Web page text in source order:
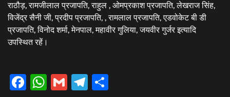
राठौड़, रामजीलाल प्रजापति, राहुल , ओमप्रकाश प्रजापति, लेखराज सिंह,
विजेंद्र सैनी जी, प्रदीप प्रजापति, , रामलाल प्रजापति, एडवोकेट बी डी
प्रजापति, विनोद शर्मा, मेनपाल, महावीर गुलिया, जयवीर गुर्जर इत्यादि
उपस्थित रहें।
Facebook
WhatsApp
GmailTelegram